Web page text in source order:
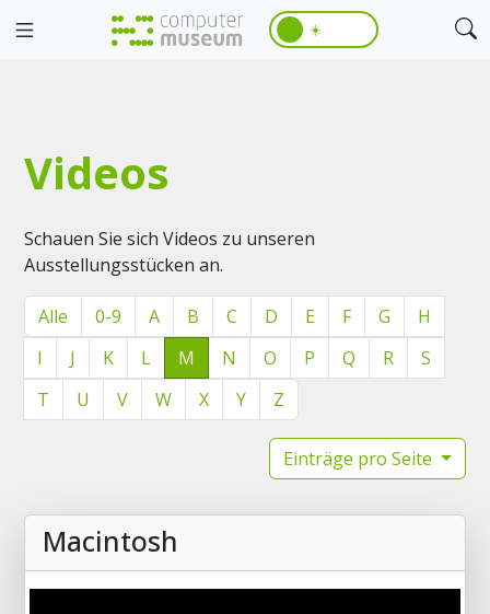
☀️
Videos
Schauen Sie sich Videos zu unseren
Ausstellungsstücken an.
Alle 0-9 A B C D E F G
H
I
J K L M N O P Q R
S
T
U V W X Y Z
Einträge pro Seite
Macintosh